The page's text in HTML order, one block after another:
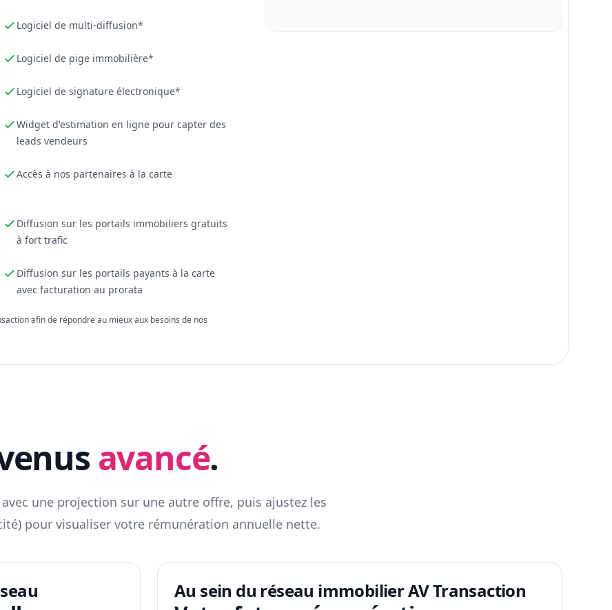
Logiciel de multi-diffusion*
Logiciel de pige immobilière*
Logiciel de signature électronique*
Widget d'estimation en ligne pour capter des
leads vendeurs
Accès à nos partenaires à la carte
Diffusion sur les portails immobiliers gratuits
à fort trafic
Diffusion sur les portails payants à la carte
avec facturation au prorata
afin de répondre au mieux aux besoins de nos
avancé.
une projection sur une autre offre, puis ajustez les
pour visualiser votre rémunération annuelle nette.
Au sein du réseau immobilier AV Transaction